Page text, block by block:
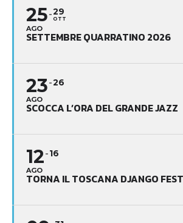
25
AGO
29
OTT
SETTEMBRE QUARRATINO 2026
23
AGO
26
SCOCCA L’ORA DEL GRANDE JAZZ
12
AGO
16
TORNA IL TOSCANA DJANGO